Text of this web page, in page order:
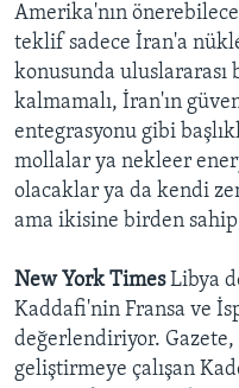
Amerika'nın
teklif sadece İran'a
konusunda
kalmamalı, İran'ın
entegrasyonu gibi
mollalar ya nekleer
olacaklar ya da kendi
ama ikisine birden
New York TimesLibya
Kaddafi'nin Fransa ve
değerlendiriyor.
geliştirmeye çalışan